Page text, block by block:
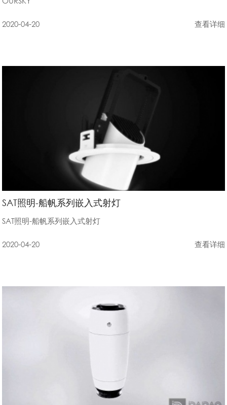
查看详细
2020-04-20
SAT照明-船帆系列嵌入式射灯
SAT照明-船帆系列嵌入式射灯
查看详细
2020-04-20